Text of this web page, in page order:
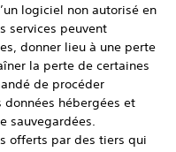
logiciel non autorisé en
services peuvent
donner lieu à une perte
la perte de certaines
de procéder
hébergées et
sauvegardées.
offerts par des tiers qui